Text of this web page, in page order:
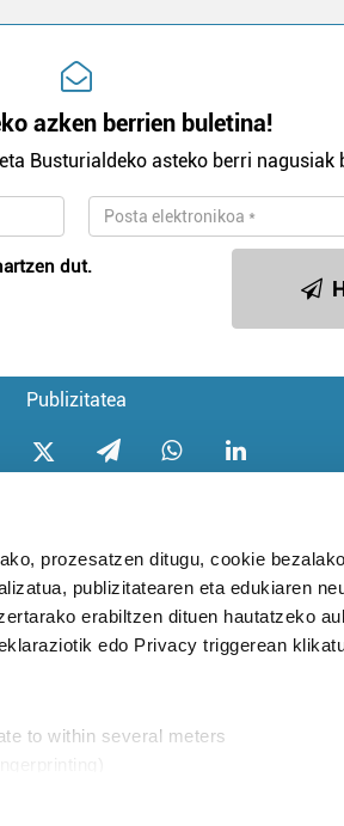
prozesatzen ditugu, cookie
publizitatearen eta edukiaren
erabiltzen dituen hautatzeko
edo Privacy triggerean
to within several meters
azken berrien buletina!
Busturialdeko asteko berri nagusiak
dut.
Publizitatea
Pribatutasun
da gure eginkizuna.